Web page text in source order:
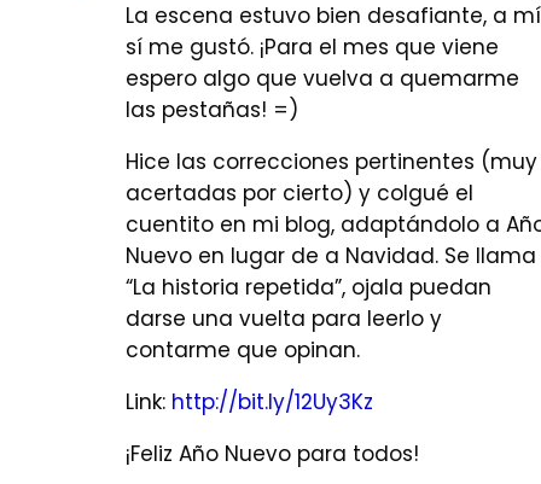
La escena estuvo bien desafiante, a mí
sí me gustó. ¡Para el mes que viene
espero algo que vuelva a quemarme
las pestañas! =)
Hice las correcciones pertinentes (muy
acertadas por cierto) y colgué el
cuentito en mi blog, adaptándolo a
Nuevo en lugar de a Navidad. Se llama
“La historia repetida”, ojala puedan
darse una vuelta para leerlo y
contarme que opinan.
Link: http://bit.ly/12Uy3Kz
¡Feliz Año Nuevo para todos!